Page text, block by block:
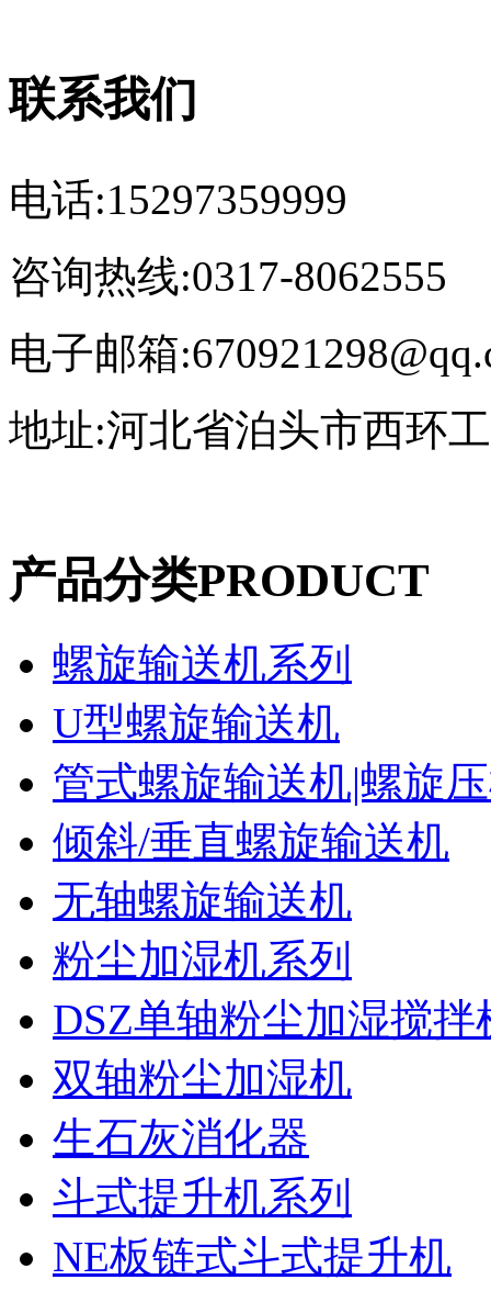
联系我们
电话:15297359999
咨询热线:0317-8062555
电子邮箱
地址:河北省泊头市西环
产品分类PRODUCT
螺旋输送机系列
U型螺旋输送机
管式螺旋输送机|螺旋
倾斜/垂直螺旋输送机
无轴螺旋输送机
粉尘加湿机系列
DSZ单轴粉尘加湿搅拌
双轴粉尘加湿机
生石灰消化器
斗式提升机系列
NE板链式斗式提升机